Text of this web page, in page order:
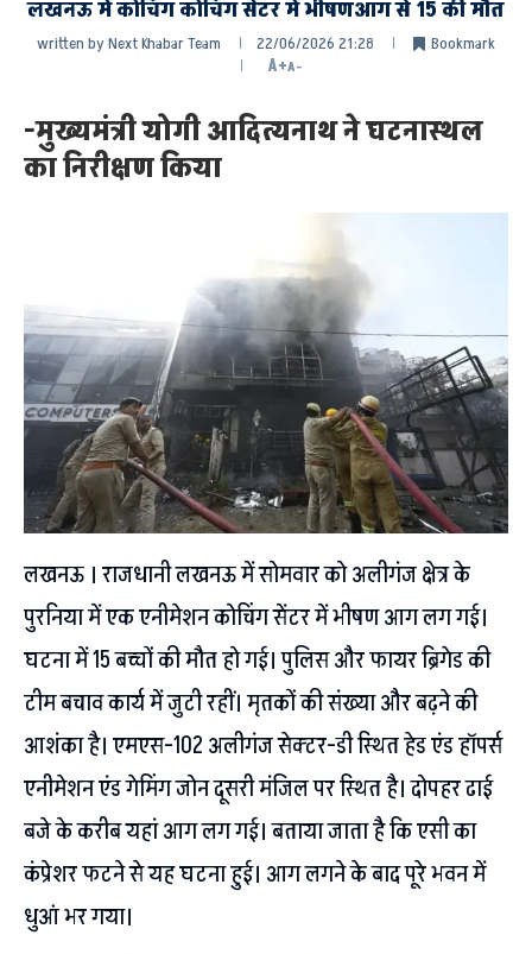
लखनऊ में कोचिंग कोचिंग सेंटर में भीषणआग से 15 की मौत
written byNext Khabar Team 22/06/2026 21:28
Bookmark
A+A-
-मुख्यमंत्री योगी आदित्यनाथ ने घटनास्थल
का निरीक्षण किया
लखनऊ । राजधानी लखनऊ में सोमवार को अलीगंज क्षेत्र के
पुरनिया में एक एनीमेशन कोचिंग सेंटर में भीषण आग लग गई।
घटना में 15 बच्चों की मौत हो गई। पुलिस और फायर ब्रिगेड की
टीम बचाव कार्य में जुटी रहीं। मृतकों की संख्या और बढ़ने की
आशंका है। एमएस-102 अलीगंज सेक्टर-डी स्थित हेड एंड हॉपर्स
एनीमेशन एंड गेमिंग जोन दूसरी मंजिल पर स्थित है। दोपहर ढाई
बजे के करीब यहां आग लग गई। बताया जाता है कि एसी का
कंप्रेशर फटने से यह घटना हुई। आग लगने के बाद पूरे भवन में
धुआं भर गया।